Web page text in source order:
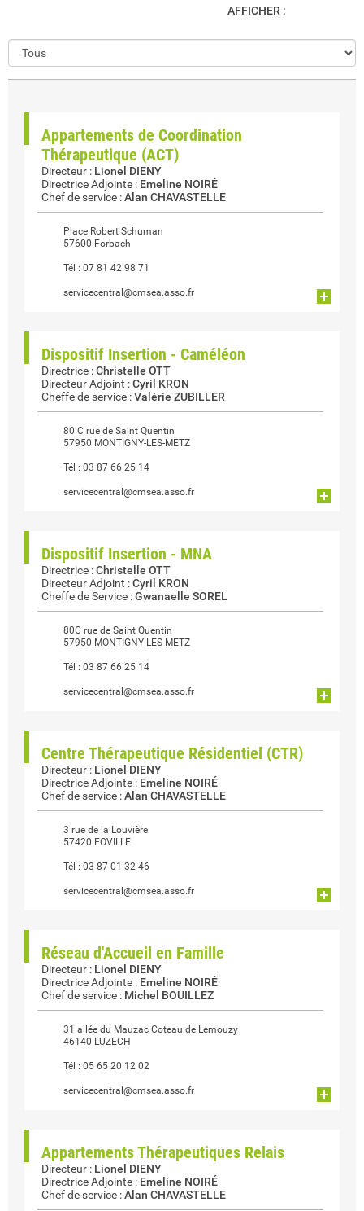
AFFICHER :
Appartements de Coordination
Thérapeutique (ACT)
Directeur : Lionel DIENY
Directrice Adjointe : Emeline NOIRÉ
Chef de service :Alan CHAVASTELLE
Place Robert Schuman
57600 Forbach
Tél : 07 81 42 98 71
servicecentral@cmsea.asso.fr
Dispositif Insertion - Caméléon
Directrice :Christelle OTT
Directeur Adjoint :Cyril KRON
Cheffe de service :Valérie ZUBILLER
80 C rue de Saint Quentin
57950 MONTIGNY-LES-METZ
Tél : 03 87 66 25 14
servicecentral@cmsea.asso.fr
Dispositif Insertion - MNA
Directrice :Christelle OTT
Directeur Adjoint :Cyril KRON
Cheffe de Service :Gwanaelle SOREL
80C rue de Saint Quentin
57950 MONTIGNY LES METZ
Tél : 03 87 66 25 14
servicecentral@cmsea.asso.fr
Centre Thérapeutique Résidentiel (CTR)
Directeur : Lionel DIENY
Directrice Adjointe : Emeline NOIRÉ
Chef de service :Alan CHAVASTELLE
3 rue de la Louvière
57420 FOVILLE
Tél : 03 87 01 32 46
servicecentral@cmsea.asso.fr
Réseau d'Accueil en Famille
Directeur : Lionel DIENY
Directrice Adjointe : Emeline NOIRÉ
Chef de service : Michel BOUILLEZ
31 allée du Mauzac Coteau de Lemouzy
46140 LUZECH
Tél : 05 65 20 12 02
servicecentral@cmsea.asso.fr
Appartements Thérapeutiques Relais
Directeur : Lionel DIENY
Directrice Adjointe : Emeline NOIRÉ
Chef de service :Alan CHAVASTELLE